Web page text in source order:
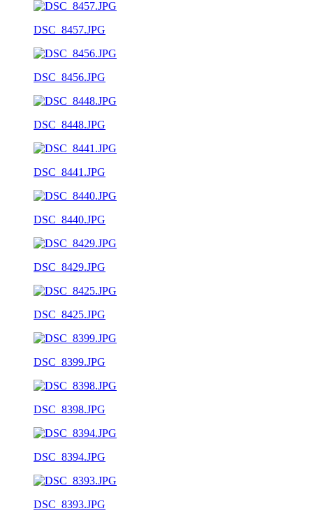
DSC_8457.JPG
DSC_8456.JPG
DSC_8448.JPG
DSC_8441.JPG
DSC_8440.JPG
DSC_8429.JPG
DSC_8425.JPG
DSC_8399.JPG
DSC_8398.JPG
DSC_8394.JPG
DSC_8393.JPG